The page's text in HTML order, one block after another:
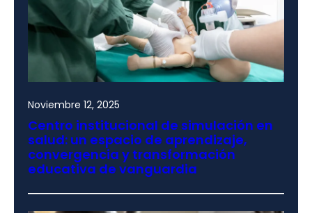
Noviembre 12, 2025
Centro institucional de simulación en
salud: un espacio de aprendizaje,
convergencia y transformación
educativa de vanguardia